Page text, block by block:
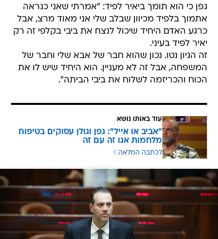
גפן כי הוא תומך ביאיר לפיד: "אמרתי שאני כנראה
אתמוך בלפיד מכיוון שבלב שלי אני מאוד מרצ, אבל
כרגע האדם היחיד שיכול לנצח את ביבי בקלפי זה רק
יאיר לפיד בעיני.
זה הגיון נטו. נכון שהוא חבר של אבא שלי וחבר של
המשפחה, אבל זה לא מעניין. הוא היחיד שיש לו את
הכוח והכריזמה לשלוח את ביבי הביתה".
עוד באותו נושא
"אביב או אייל": גפן וגולן עסוקים בטיפוח
מלחמות אגו זה עם זה
לכתבה המלאה